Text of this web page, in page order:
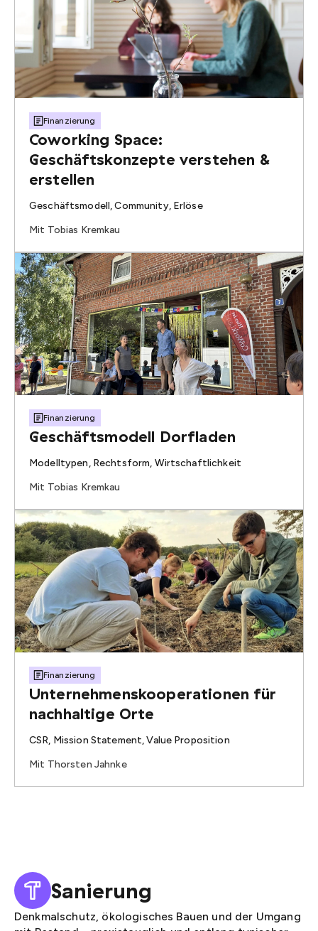
Finanzierung
Coworking Space:
Geschäftskonzepte verstehen &
erstellen
Geschäftsmodell, Community, Erlöse
Mit Tobias Kremkau
Finanzierung
Geschäftsmodell Dorfladen
Modelltypen, Rechtsform, Wirtschaftlichkeit
Mit Tobias Kremkau
Finanzierung
Unternehmenskooperationen für
nachhaltige Orte
CSR, Mission Statement, Value Proposition
Mit Thorsten Jahnke
Sanierung
Denkmalschutz, ökologisches Bauen und der Umgang